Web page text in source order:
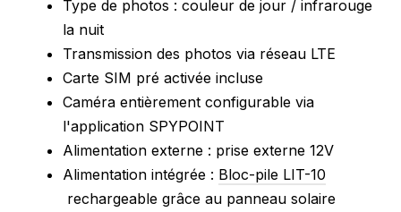
Type de photos : couleur de jour / infrarouge
la nuit
Transmission des photos via réseau LTE
Carte SIM pré activée incluse
Caméra entièrement configurable via
l'application SPYPOINT
Alimentation externe : prise externe 12V
Alimentation intégrée : Bloc-pile LIT-10
rechargeable grâce au panneau solaire